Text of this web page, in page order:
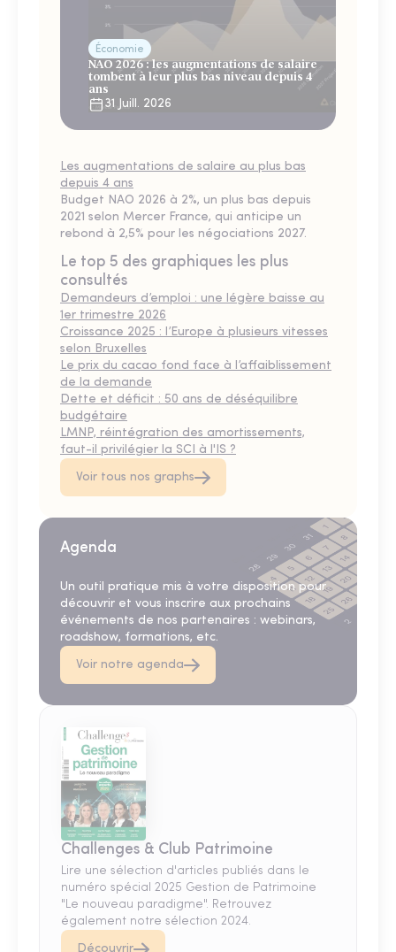
Économie
NAO 2026 : les augmentations de salaire
tombent à leur plus bas niveau depuis 4
ans
31 Juill. 2026
Les augmentations de salaire au plus bas
depuis 4 ans
Budget NAO 2026 à 2%, un plus bas depuis
2021 selon Mercer France, qui anticipe un
rebond à 2,5% pour les négociations 2027.
Le top 5 des graphiques les plus
consultés
Demandeurs d’emploi : une légère baisse au
1er trimestre 2026
Croissance 2025 : l’Europe à plusieurs vitesses
selon Bruxelles
Le prix du cacao fond face à l’affaiblissement
de la demande
Dette et déficit : 50 ans de déséquilibre
budgétaire
LMNP, réintégration des amortissements,
faut-il privilégier la SCI à l'IS ?
Voir tous nos graphs
Agenda
Un outil pratique mis à votre disposition pour
découvrir et vous inscrire aux prochains
événements de nos partenaires : webinars,
roadshow, formations, etc.
Voir notre agenda
Challenges & Club Patrimoine
Lire une sélection d'articles publiés dans le
numéro spécial 2025 Gestion de Patrimoine
"Le nouveau paradigme". Retrouvez
également notre sélection 2024.
Découvrir